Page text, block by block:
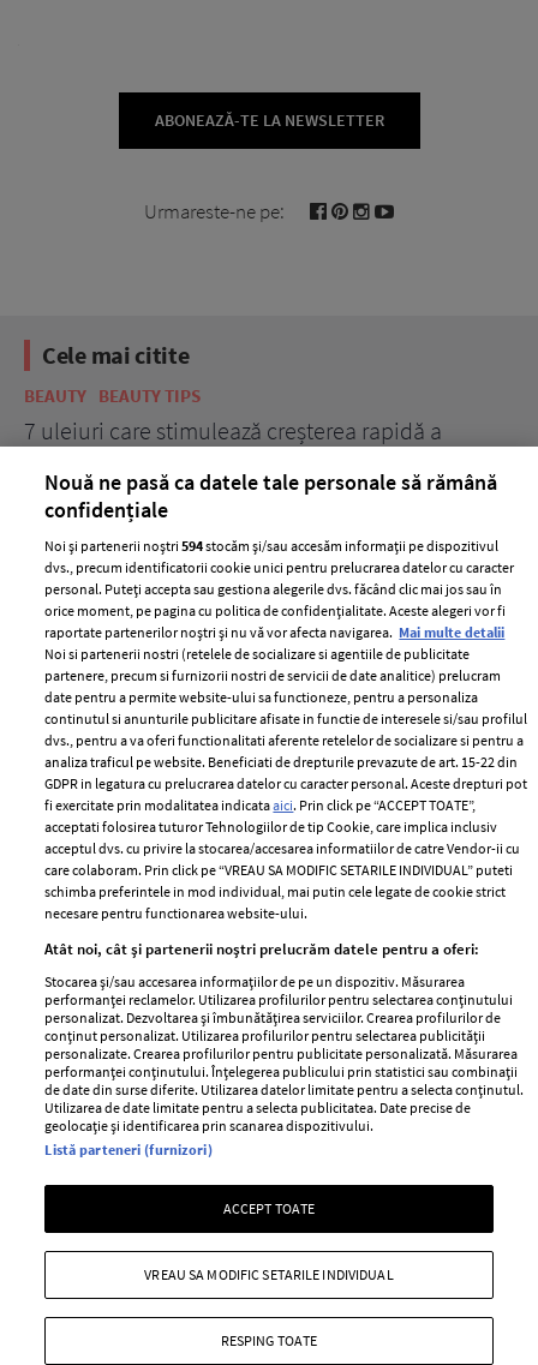
ABONEAZĂ-TE LA NEWSLETTER
Urmareste-ne pe:
Cele mai citite
BEAUTY BEAUTY TIPS
7 uleiuri care stimulează creșterea rapidă a
ELLE Style Awards
2024
Despre ELLE
Romania
Contact
Abonamente
Termeni si conditii
Politica de
confidențialitate
Politica de cookies
Publicitate
GSP
Unica
Baby
Retete
femei
Viva
Avantaje
Retete practice
Pariază responsabil! Decizia ONJN nr. 821/25.09.2025.
Jocurile de noroc sunt interzise minorilor.
Copyright © 2026 Ringier Romania SRL
Nouă ne pasă ca datele tale personale să rămână
confidențiale
Noi și partenerii noștri594stocăm și/sau accesăm informații pe dispozitivul
dvs., precum identificatorii cookie unici pentru prelucrarea datelor cu caracter
personal. Puteți accepta sau gestiona alegerile dvs. făcând clic mai jos sau în
orice moment, pe pagina cu politica de confidențialitate. Aceste alegeri vor fi
raportate partenerilor noștri și nu vă vor afecta navigarea. Mai multe detalii
Noi si partenerii nostri (retelele de socializare si agentiile de publicitate
partenere, precum si furnizorii nostri de servicii de date analitice) prelucram
date pentru a permite website-ului sa functioneze, pentru a personaliza
continutul si anunturile publicitare afisate in functie de interesele si/sau profilul
dvs., pentru a va oferi functionalitati aferente retelelor de socializare si pentru a
analiza traficul pe website. Beneficiati de drepturile prevazute de art. 15-22 din
GDPR in legatura cu prelucrarea datelor cu caracter personal. Aceste drepturi pot
fi exercitate prin modalitatea indicataaici. Prin click pe “ACCEPT TOATE”,
acceptati folosirea tuturor Tehnologiilor de tip Cookie, care implica inclusiv
acceptul dvs. cu privire la stocarea/accesarea informatiilor de catre Vendor-ii cu
care colaboram. Prin click pe “VREAU SA MODIFIC SETARILE INDIVIDUAL” puteti
schimba preferintele in mod individual, mai putin cele legate de cookie strict
necesare pentru functionarea website-ului.
Atât noi, cât și partenerii noștri prelucrăm datele pentru a oferi:
Stocarea și/sau accesarea informațiilor de pe un dispozitiv. Măsurarea
performanței reclamelor. Utilizarea profilurilor pentru selectarea conținutului
personalizat. Dezvoltarea și îmbunătățirea serviciilor. Crearea profilurilor de
conținut personalizat. Utilizarea profilurilor pentru selectarea publicității
personalizate. Crearea profilurilor pentru publicitate personalizată. Măsurarea
performanței conținutului. Înțelegerea publicului prin statistici sau combinații
de date din surse diferite. Utilizarea datelor limitate pentru a selecta conținutul.
Utilizarea de date limitate pentru a selecta publicitatea. Date precise de
geolocație și identificarea prin scanarea dispozitivului.
Listă parteneri (furnizori)
ACCEPT TOATE
RESPING TOATE
VREAU SA MODIFIC SETARILE INDIVIDUAL